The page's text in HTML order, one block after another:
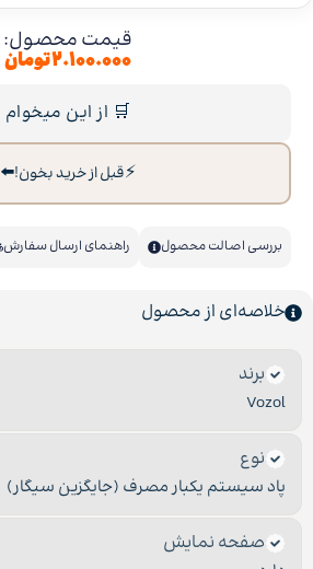
خلاصه‌ای از محصول
برند
Vozol
نوع
پاد سیستم یکبار مصرف (جایگزین سیگار)
صفحه نمایش
قیمت محصول:
۲.۱۰۰.۰۰۰تومان
🛒 از این میخوام
⚡قبل از خرید بخون!⬅️
بررسی اصالت محصول راهنمای ارسال سفارش